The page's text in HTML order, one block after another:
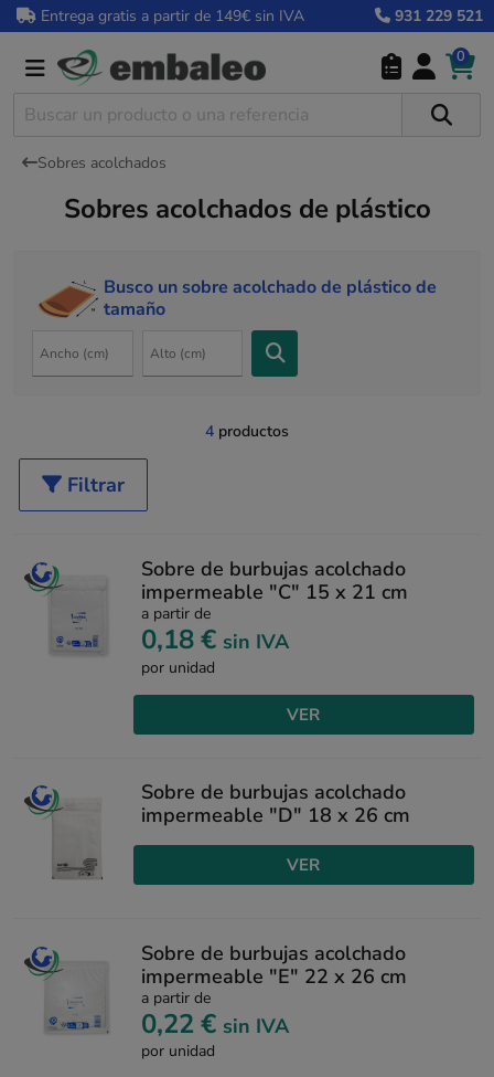
Entrega gratis a partir de 149€ sin IVA 931 229 521
0
Sobres acolchados
Sobres acolchados de plástico
Busco un sobre acolchado de plástico de
tamaño
4 productos
Filtrar
Sobre de burbujas acolchado
impermeable "C" 15 x 21 cm
a partir de
0,18 € sin IVA
por unidad
VER
Sobre de burbujas acolchado
impermeable "D" 18 x 26 cm
VER
Sobre de burbujas acolchado
impermeable "E" 22 x 26 cm
a partir de
0,22 € sin IVA
por unidad